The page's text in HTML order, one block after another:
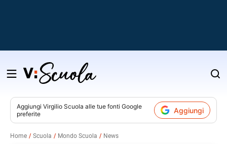
Salta
contenuto
Aggiungi Virgilio Scuola alle tue fonti Google
preferite
Aggiungi
Home Scuola Mondo Scuola News